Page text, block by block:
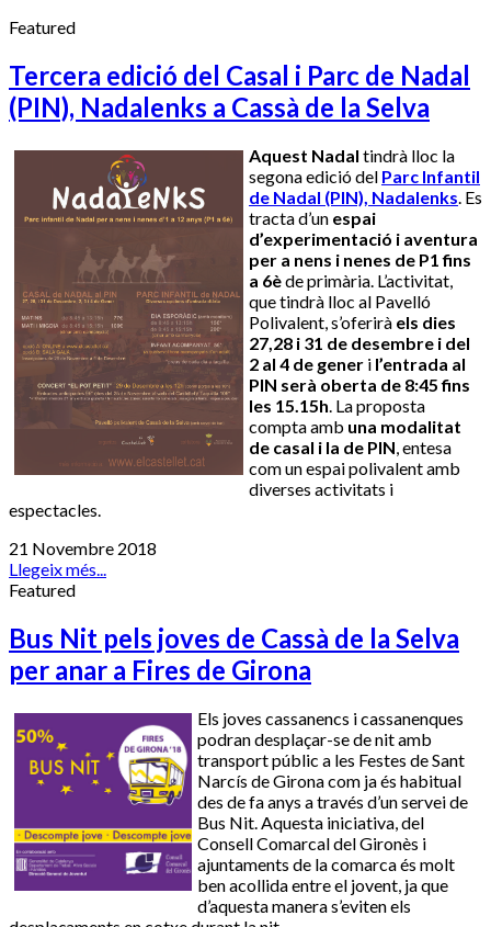
Featured
Tercera edició del Casal i Parc de Nadal
(PIN), Nadalenks a Cassà de la Selva
Aquest Nadal tindrà lloc la
segona edició del Parc Infantil
de Nadal (PIN), Nadalenks. Es
tracta d’un espai
d’experimentació i aventura
per a nens i nenes de P1 fins
a 6ède primària. L’activitat,
que tindrà lloc al Pavelló
Polivalent, s’oferirà els dies
27,28 i 31 de desembre i del
2 al 4 de gener i l’entrada al
PIN serà oberta de 8:45 fins
les 15.15h. La proposta
compta amb una modalitat
de casal i la de PIN, entesa
com un espai polivalent amb
diverses activitats i
espectacles.
21 Novembre 2018
Llegeix més...
Featured
Bus Nit pels joves de Cassà de la Selva
per anar a Fires de Girona
Els joves cassanencs i cassanenques
podran desplaçar-se de nit amb
transport públic a les Festes de Sant
Narcís de Girona com ja és habitual
des de fa anys a través d’un servei de
Bus Nit. Aquesta iniciativa, del
Consell Comarcal del Gironès i
ajuntaments de la comarca és molt
ben acollida entre el jovent, ja que
d’aquesta manera s’eviten els